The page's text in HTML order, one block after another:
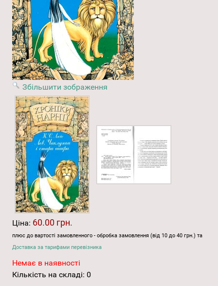
Збільшити зображення
Ціна: 60.00 грн.
плюс до вартості замовленного - обробка замовлення (від 10 до 40 грн.) та
Доставка за тарифами перевізника
Немає в наявності
Кількість на складі: 0